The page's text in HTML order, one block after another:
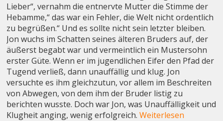
Lieber“, vernahm die entnervte Mutter die Stimme der
Hebamme,“ das war ein Fehler, die Welt nicht ordentlich
zu begrüßen.“ Und es sollte nicht sein letzter bleiben.
Jon wuchs im Schatten seines älteren Bruders auf, der
äußerst begabt war und vermeintlich ein Mustersohn
erster Güte. Wenn er im jugendlichen Eifer den Pfad der
Tugend verließ, dann unauffällig und klug. Jon
versuchte es ihm gleichzutun, vor allem im Beschreiten
von Abwegen, von dem ihm der Bruder listig zu
berichten wusste. Doch war Jon, was Unauffälligkeit und
Klugheit anging, wenig erfolgreich.Weiterlesen